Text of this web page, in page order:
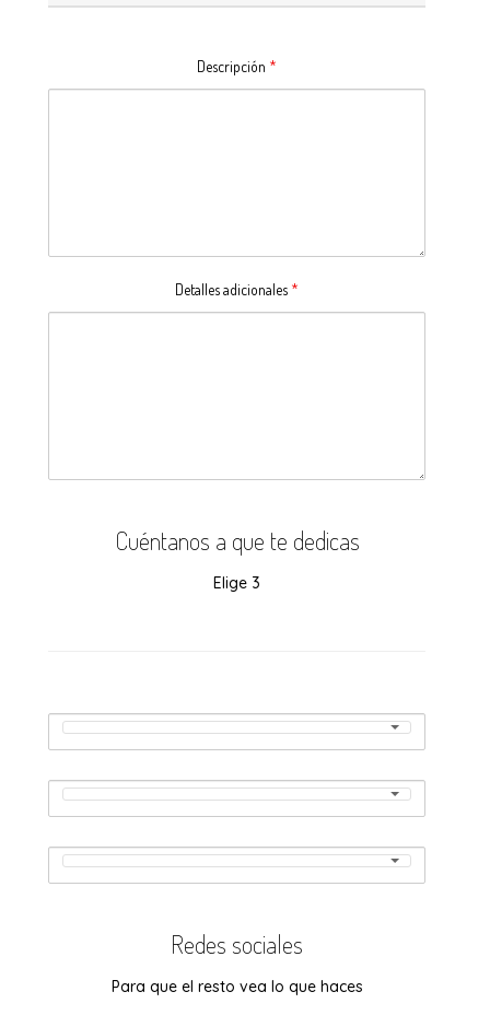
Descripción *
Detalles adicionales *
Cuéntanos a que te dedicas
Elige 3
Cuéntanos
a
qué
te
dedicas:
Cuéntanos
te
dedicas:
Cuéntanos
a
qué
te
Cuéntanos
te
dedicas:
Cuéntanos
a
te
dedicas:
Cuéntanos
Redes sociales
Para que el resto vea lo que haces